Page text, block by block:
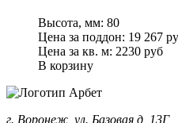
Высота, мм: 80
Цена за поддон: 19 267
Цена за кв. м: 2230 руб
В корзину
г. Воронеж, ул. Базовая д, 13Г